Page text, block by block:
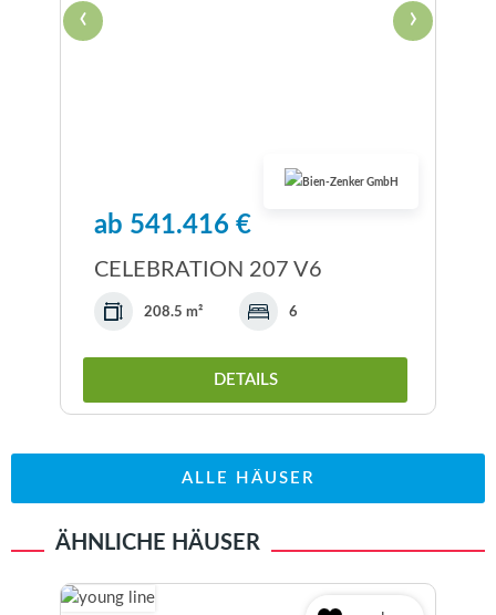
‹ ›
ab 541.416 €
CELEBRATION 207 V6
208.5 m² 6
DETAILS
ALLE HÄUSER
ÄHNLICHE HÄUSER